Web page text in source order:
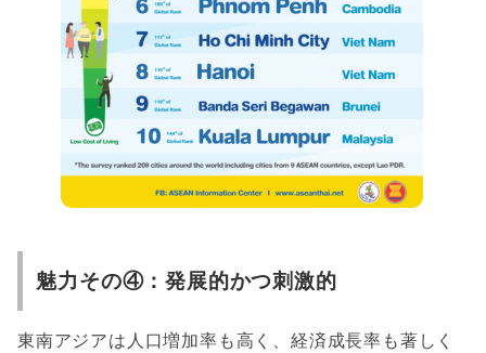
魅力その④：発展的かつ刺激的
東南アジアは人口増加率も高く、経済成長率も著しく